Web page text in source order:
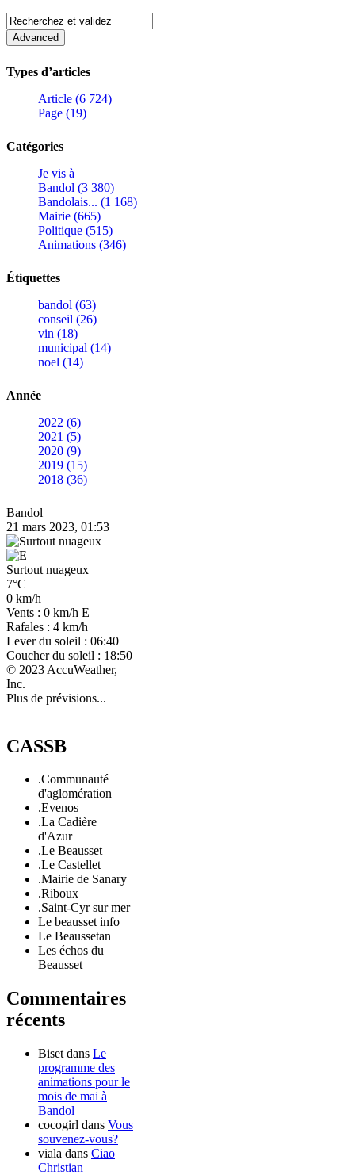
Types d’articles
Article (6 724)
Page (19)
Catégories
Je vis à
Bandol (3 380)
Bandolais... (1 168)
Mairie (665)
Politique (515)
Animations (346)
Étiquettes
bandol (63)
conseil (26)
vin (18)
municipal (14)
noel (14)
Année
2022 (6)
2021 (5)
2020 (9)
2019 (15)
2018 (36)
Bandol
21 mars 2023, 01:53
Surtout nuageux
7°C
0 km/h
Vents : 0 km/h E
Rafales : 4 km/h
Lever du soleil : 06:40
Coucher du soleil : 18:50
© 2023 AccuWeather,
Inc.
Plus de prévisions...
CASSB
.Communauté
d'aglomération
.Evenos
.La Cadière
d'Azur
.Le Beausset
.Le Castellet
.Mairie de Sanary
.Riboux
.Saint-Cyr sur mer
Le beausset info
Le Beaussetan
Les échos du
Beausset
Commentaires
récents
Biset dans Le
programme des
animations pour le
mois de mai à
Bandol
cocogirl dans Vous
souvenez-vous?
viala dans Ciao
Christian